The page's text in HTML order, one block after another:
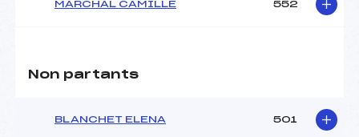
MARCHAL CAMILLE 552
Non partants
BLANCHET ELENA 501